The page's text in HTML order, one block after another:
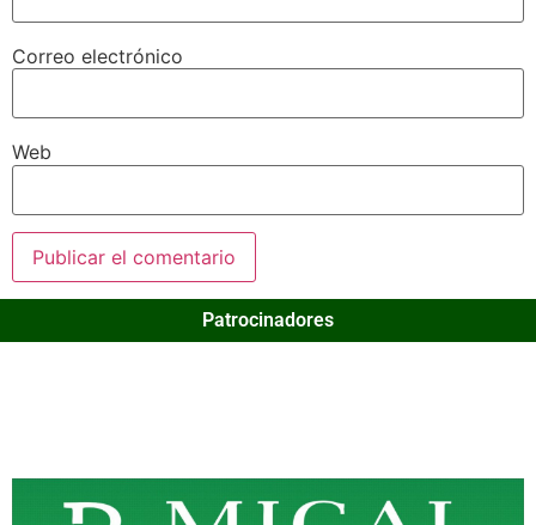
Correo electrónico
Web
Patrocinadores